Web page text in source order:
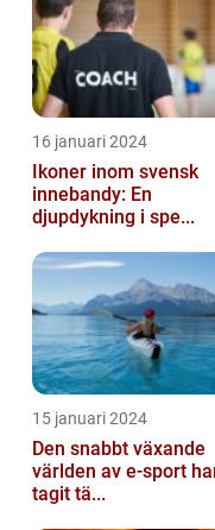
16 januari 2024
Ikoner inom svensk
innebandy: En
djupdykning i spe...
15 januari 2024
Den snabbt växande
världen av e-sport
tagit tä...